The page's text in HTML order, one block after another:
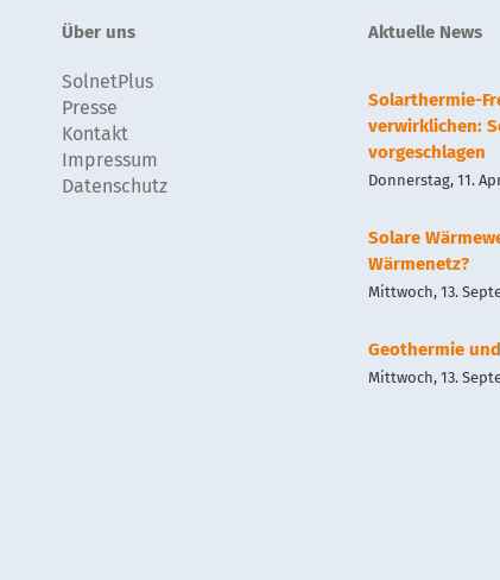
Über uns
SolnetPlus
Presse
Kontakt
Impressum
Datenschutz
Aktuelle News
Solarthermie-
verwirklichen:
vorgeschlagen
Donnerstag, 11.
Solare
Wärmenetz?
Mittwoch, 13.
Geothermie
Mittwoch, 13.